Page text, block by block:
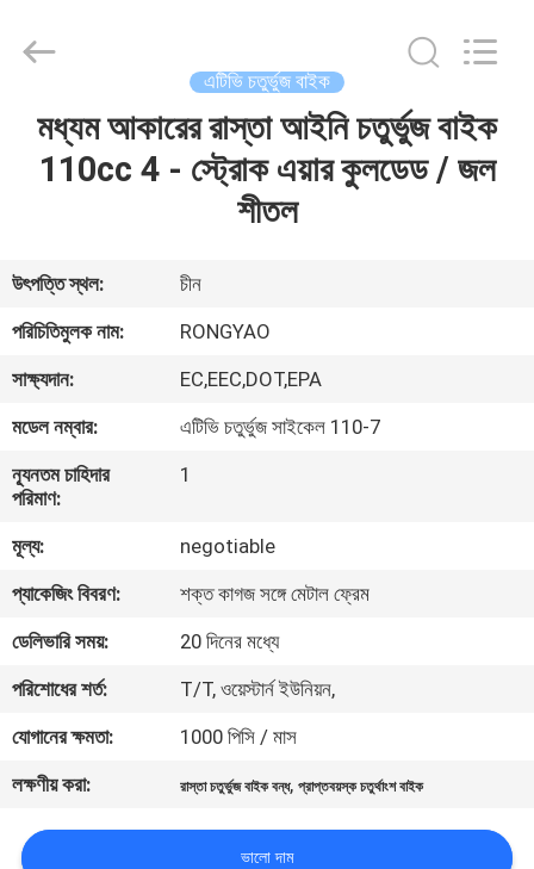
বাড়ি
আমাদের
সম্পর্কে
কারখানা
ভ্রমণ
নিয়ন্ত্রণ
যোগাযোগ
করুন
উদ্ধৃতির
জন্য
আবেদন
Vehicle
Co.,Ltd.
এটিভি চতুর্ভুজ বাইক
মধ্যম আকারের রাস্তা আইনি চতুর্ভুজ বাইক
110cc 4 - স্ট্রোক এয়ার কুলডেড / জল
শীতল
উৎপত্তি স্থল:
চীন
পরিচিতিমুলক নাম:
RONGYAO
সাক্ষ্যদান:
EC,EEC,DOT,EPA
মডেল নম্বার:
এটিভি চতুর্ভুজ সাইকেল 110-7
ন্যূনতম চাহিদার
পরিমাণ:
1
মূল্য:
negotiable
প্যাকেজিং বিবরণ:
শক্ত কাগজ সঙ্গে মেটাল ফ্রেম
ডেলিভারি সময়:
20 দিনের মধ্যে
পরিশোধের শর্ত:
T/T, ওয়েস্টার্ন ইউনিয়ন,
যোগানের ক্ষমতা:
1000 পিসি / মাস
লক্ষণীয় করা:
রাস্তা চতুর্ভুজ বাইক বন্ধ,প্রাপ্তবয়স্ক চতুর্থাংশ বাইক
ভালো দাম